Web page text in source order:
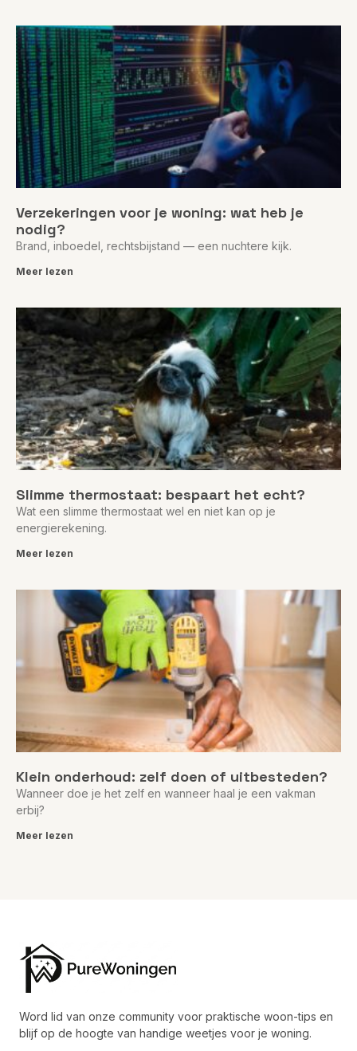
Verzekeringen voor je woning: wat heb je
nodig?
Brand, inboedel, rechtsbijstand — een nuchtere kijk.
Meer lezen
Slimme thermostaat: bespaart het echt?
Wat een slimme thermostaat wel en niet kan op je
energierekening.
Meer lezen
Klein onderhoud: zelf doen of uitbesteden?
Wanneer doe je het zelf en wanneer haal je een vakman
erbij?
Meer lezen
Word lid van onze community voor praktische woon-tips en
blijf op de hoogte van handige weetjes voor je woning.